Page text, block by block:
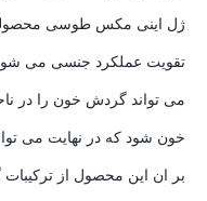
ژل اینی مکس طوسی
تقویت عملکرد جنسی می
می تواند گردش خون را در
خون شود که در نهایت می
بر ان این محصول از